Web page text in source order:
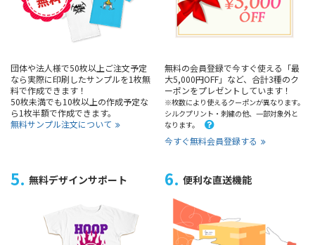
団体や法人様で50枚以上ご注文予定
なら実際に印刷したサンプルを1枚無
料で作成できます！
50枚未満でも10枚以上の作成予定な
ら1枚半額で作成できます。
無料サンプル注文について
無料の会員登録で今すぐ使える「最
大5,000円OFF」など、合計3種のク
ーポンをプレゼントしています！
※枚数により使えるクーポンが異なります。
シルクプリント・刺繍の他、一部対象外と
なります。
今すぐ無料会員登録する
5. 無料デザインサポート 6. 便利な直送機能